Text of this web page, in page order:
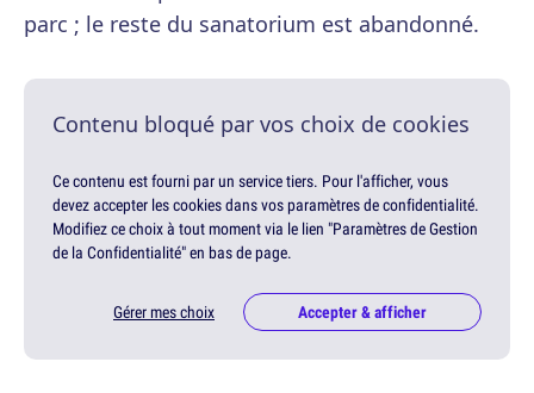
parc ; le reste du sanatorium est abandonné.
Contenu bloqué par vos choix de cookies
Ce contenu est fourni par un service tiers. Pour l'afficher, vous
devez accepter les cookies dans vos paramètres de confidentialité.
Modifiez ce choix à tout moment via le lien "Paramètres de Gestion
de la Confidentialité" en bas de page.
Gérer mes choix Accepter & afficher